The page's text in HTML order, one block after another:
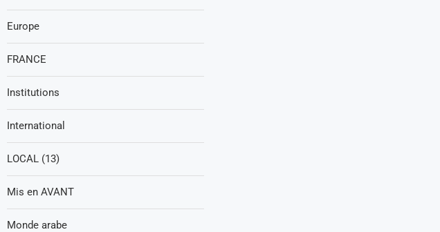
Europe
FRANCE
Institutions
International
LOCAL (13)
Mis en AVANT
Monde arabe